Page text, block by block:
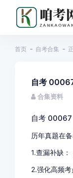
首页 自考合集
自考
合集资料
自考 00067
历年真题在
1.查漏补缺
2.强化高频